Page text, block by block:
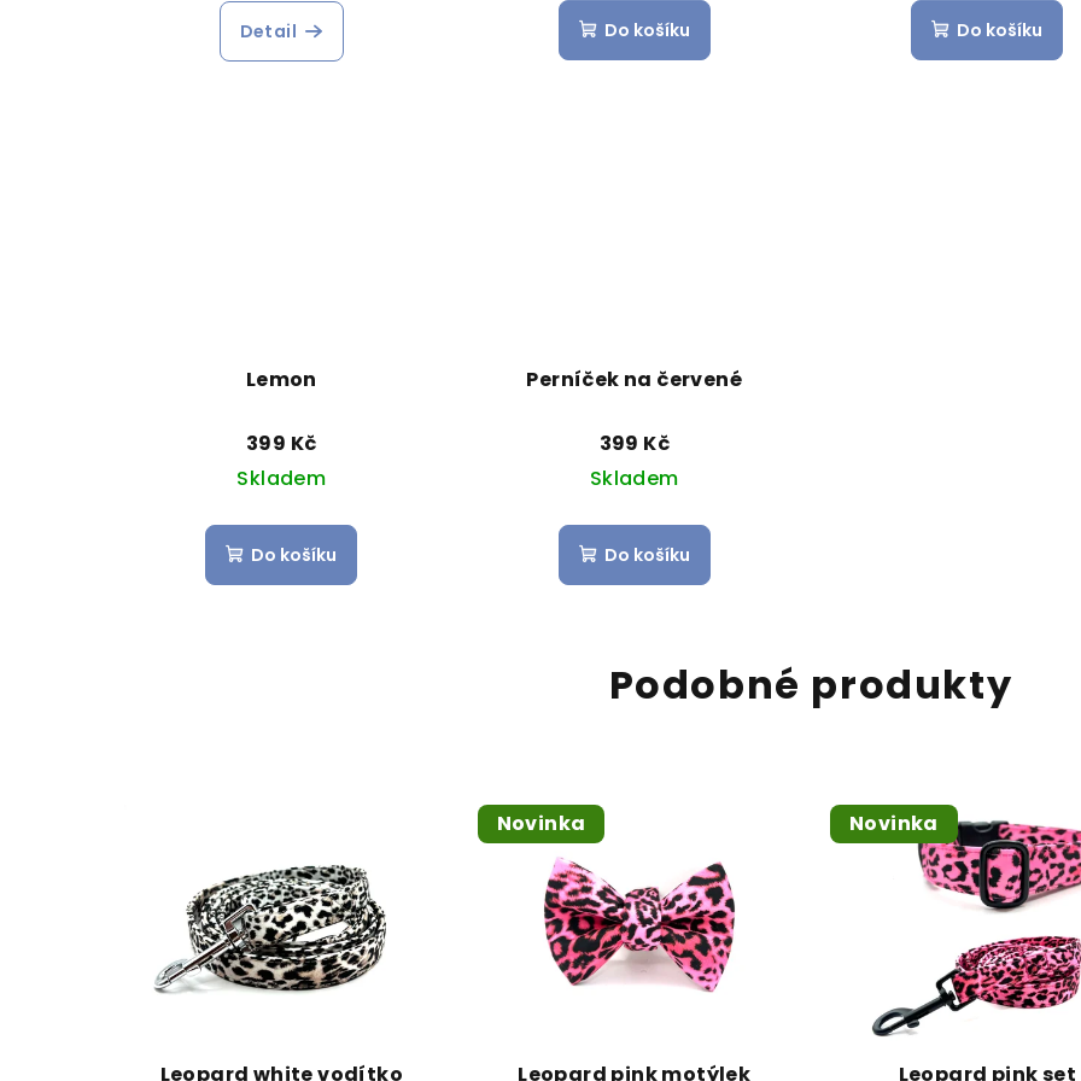
Detail Do košíku Do košíku
Lemon
399 Kč
Skladem
Do košíku
Perníček na červené
399 Kč
Skladem
Do košíku
Podobné produkty
Leopard white vodítko
Novinka
Leopard pink motýlek
Novinka
Leopard pink set